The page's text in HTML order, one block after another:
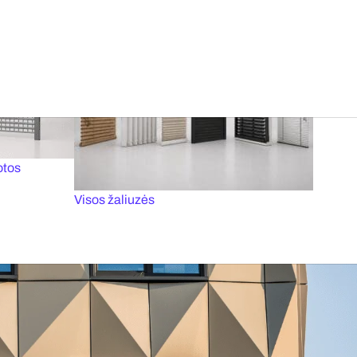
Visos žaliuzės